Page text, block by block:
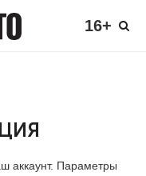
16+
аккаунт. Параметры